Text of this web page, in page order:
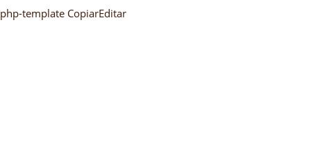
php-template CopiarEditar